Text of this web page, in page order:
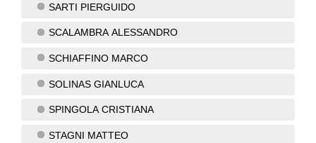
SARTI PIERGUIDO
SCALAMBRA ALESSANDRO
SCHIAFFINO MARCO
SOLINAS GIANLUCA
SPINGOLA CRISTIANA
STAGNI MATTEO